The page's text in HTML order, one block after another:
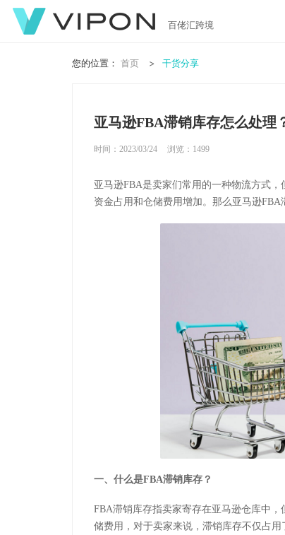
百佬汇跨境
您的位置： 首页 干货分享
亚马逊FBA滞销库存怎么处理
时间：2023/03/24 浏览： 1499
亚马逊FBA是卖家们常用的一种物流方式
资金占用和仓储费用增加。那么亚马逊FBA
一、什么是FBA滞销库存？
FBA滞销库存指卖家寄存在亚马逊仓库中
储费用，对于卖家来说，滞销库存不仅占用